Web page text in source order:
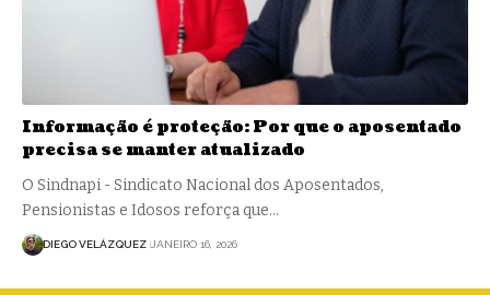
Informação é proteção: Por que o aposentado
precisa se manter atualizado
O Sindnapi - Sindicato Nacional dos Aposentados,
Pensionistas e Idosos reforça que…
DIEGO VELÁZQUEZ JANEIRO 16, 2026